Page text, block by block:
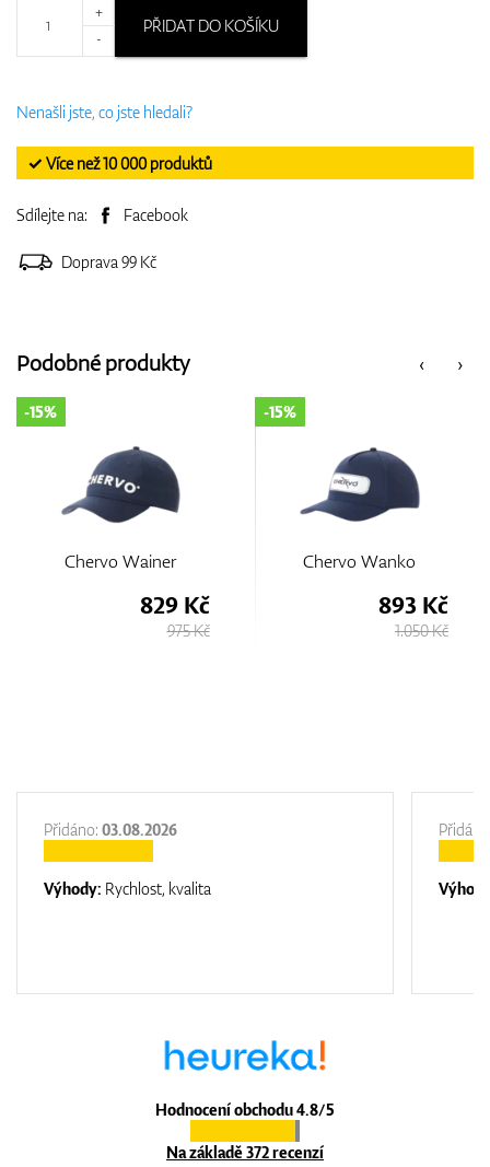
+
-
PŘIDAT DO KOŠÍKU
Nenašli jste, co jste hledali?
✓ Více než 10 000 produktů
Sdílejte na: Facebook
Doprava 99 Kč
‹
Podobné produkty ›
Chervo Wainer
-15%
829 Kč
975 Kč
Chervo Wanko
-15%
893 Kč
1.050 Kč
Hodnocení obchodu 4.8/5
Na základě 372 recenzí
Přidáno: 03.08.2026
Výhody: Rychlost, kvalita